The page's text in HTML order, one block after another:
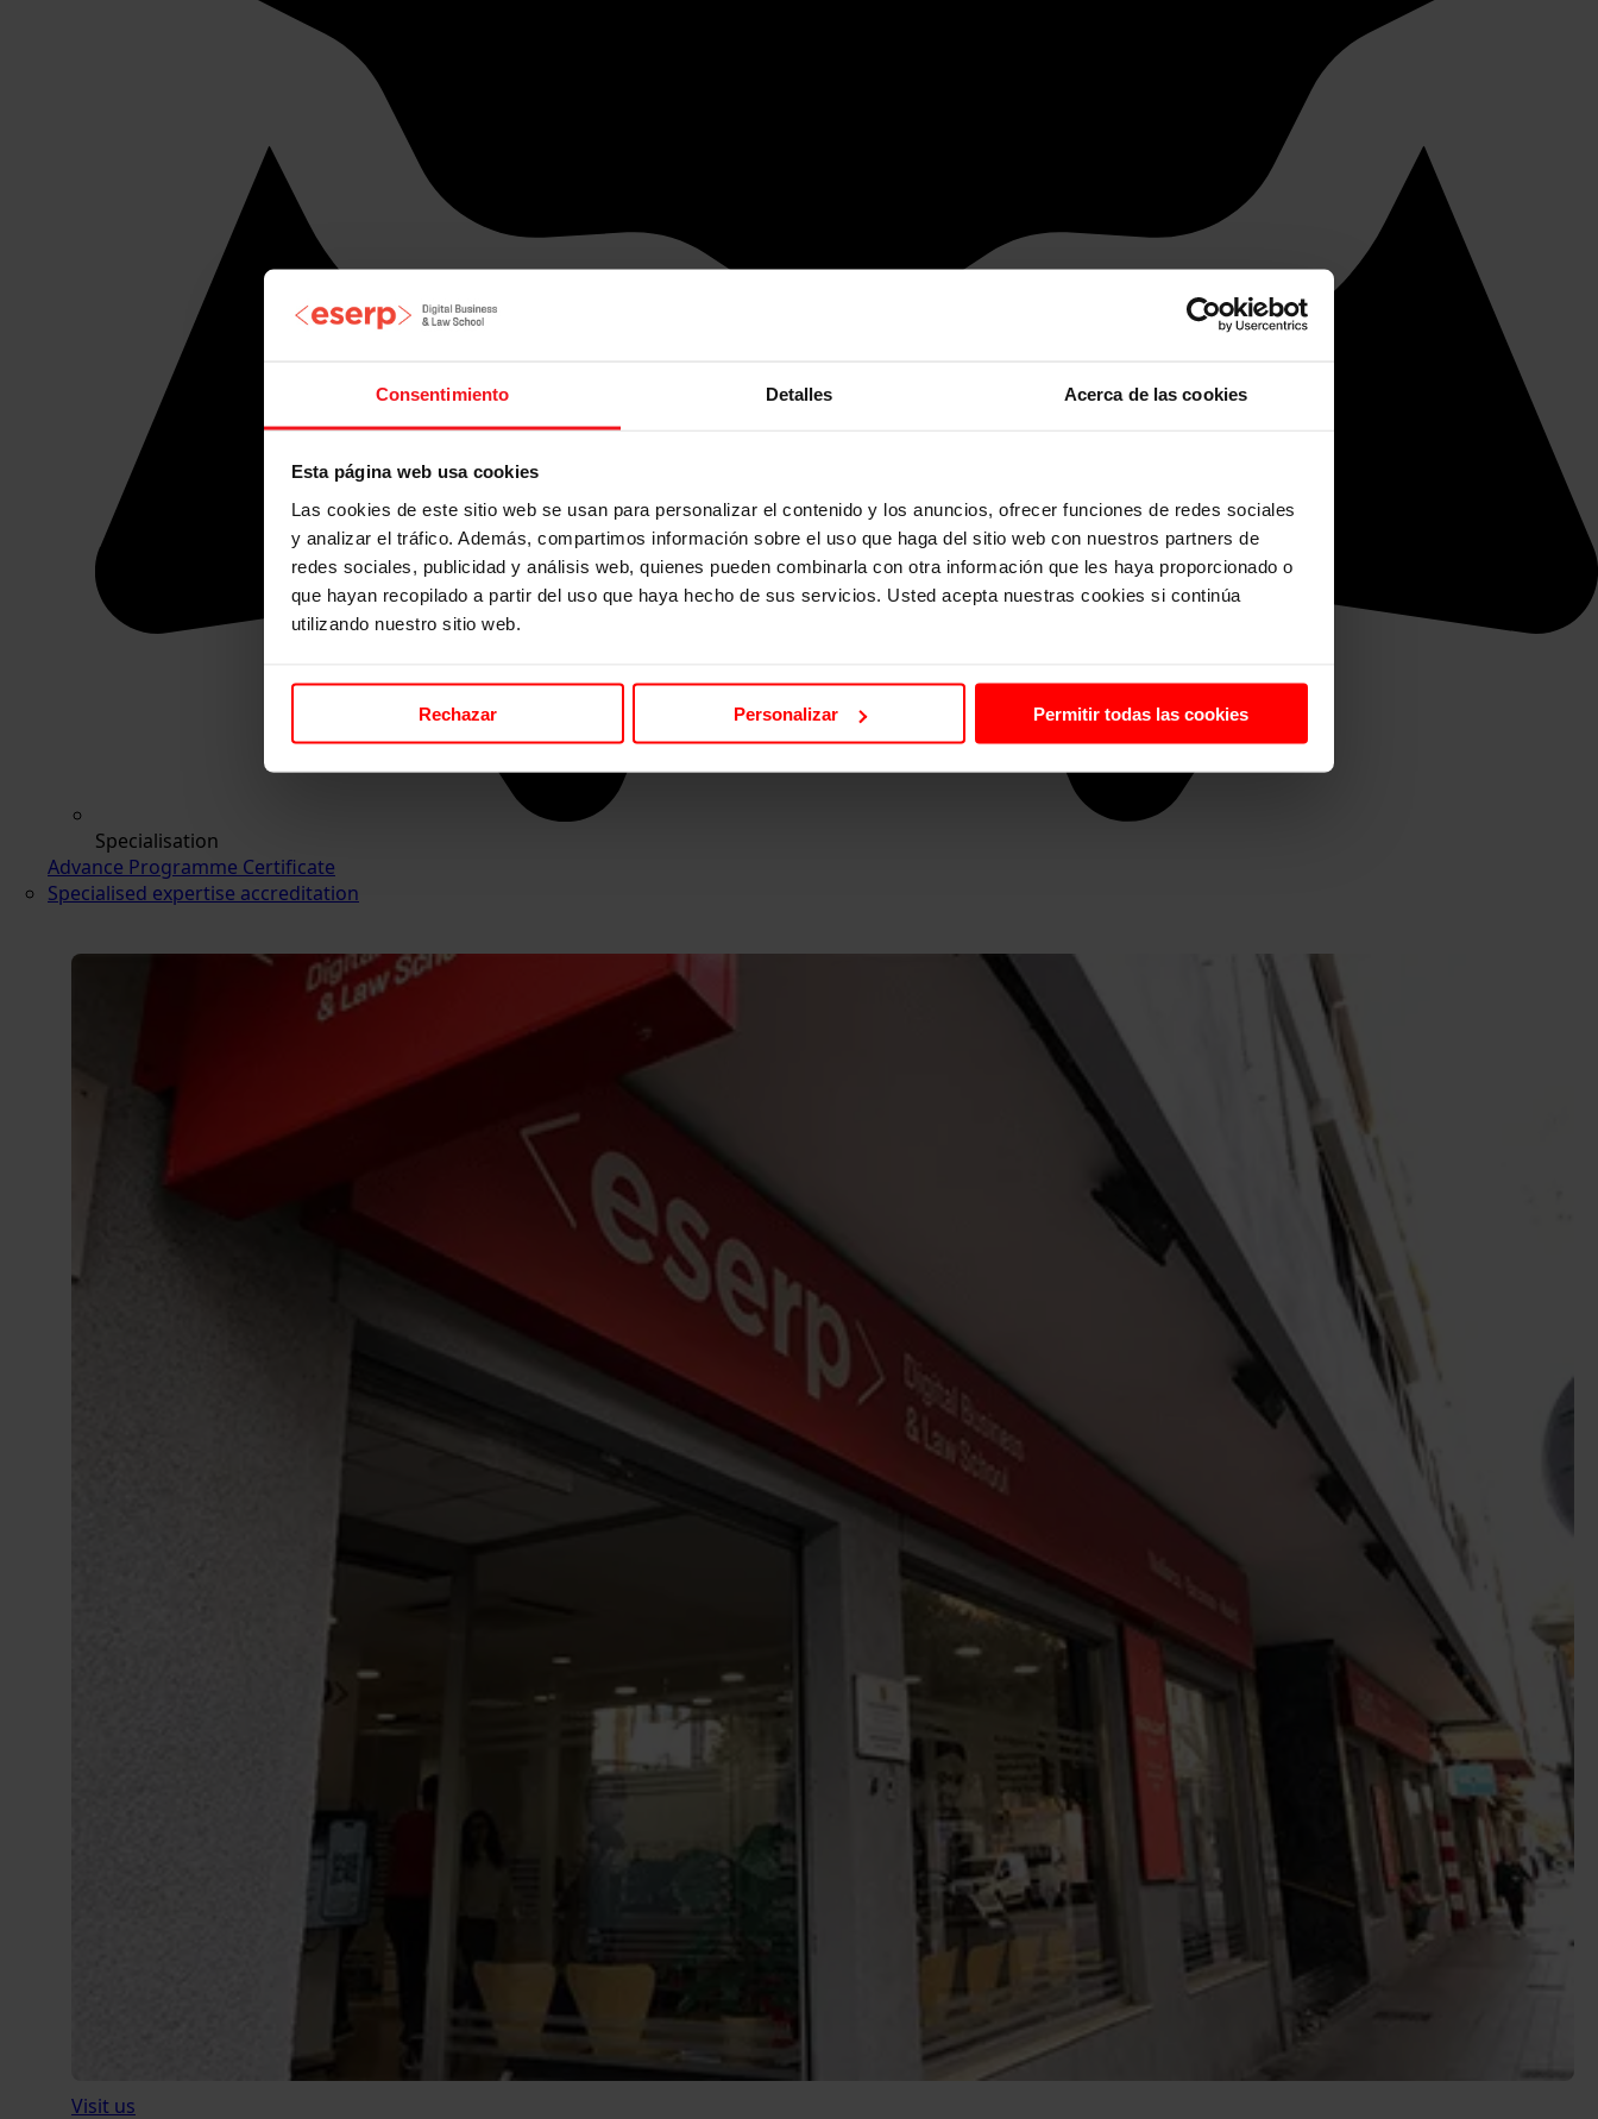
Consentimiento Detalles Acerca de las cookies
Esta página web usa cookies
Las cookies de este sitio web se usan para personalizar el contenido y los anuncios, ofrecer funciones de redes sociales
y analizar el tráfico. Además, compartimos información sobre el uso que haga del sitio web con nuestros partners de
redes sociales, publicidad y análisis web, quienes pueden combinarla con otra información que les haya proporcionado o
que hayan recopilado a partir del uso que haya hecho de sus servicios. Usted acepta nuestras cookies si continúa
utilizando nuestro sitio web.
Rechazar Personalizar Permitir todas las cookies
Specialisation
Advance Programme Certificate
Specialised expertise accreditation
Visit us